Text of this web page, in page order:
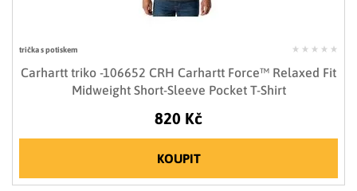
trička s potiskem
Carhartt triko -106652 CRH Carhartt Force™ Relaxed Fit
Midweight Short-Sleeve Pocket T-Shirt
820 Kč
KOUPIT